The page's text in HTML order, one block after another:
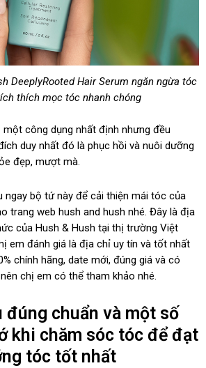
DeeplyRooted Hair Serum ngăn ngừa tóc
thích mọc tóc nhanh chóng
công dụng nhất định nhưng đều
duy nhất đó là phục hồi và nuôi dưỡng
đẹp, mượt mà.
ngay bộ tứ này để cải thiện mái tóc của
trang web hush and hush nhé. Đây là địa
của Hush & Hush tại thị trường Việt
em đánh giá là địa chỉ uy tín và tốt nhất
chính hãng, date mới, đúng giá và có
chị em có thể tham khảo nhé.
đúng chuẩn và một số
khi chăm sóc tóc để đạt
tóc tốt nhất